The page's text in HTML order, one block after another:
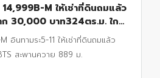
M ให้เช่าที่ดินถมแล้ว
ก 30,000 บาท324ตร.ม. ใกล้
ยMRT กำแพงเพชร 950ม.
อินทามระ5-11 ให้เช่าที่ดินถมแล้ว
สะพานควาย 889 ม.